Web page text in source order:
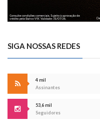
SIGA NOSSAS REDES
4 mil
Assinantes
53,6 mil
Seguidores